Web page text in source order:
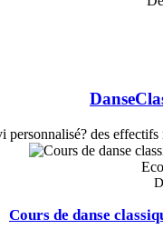
des
Cours de danse